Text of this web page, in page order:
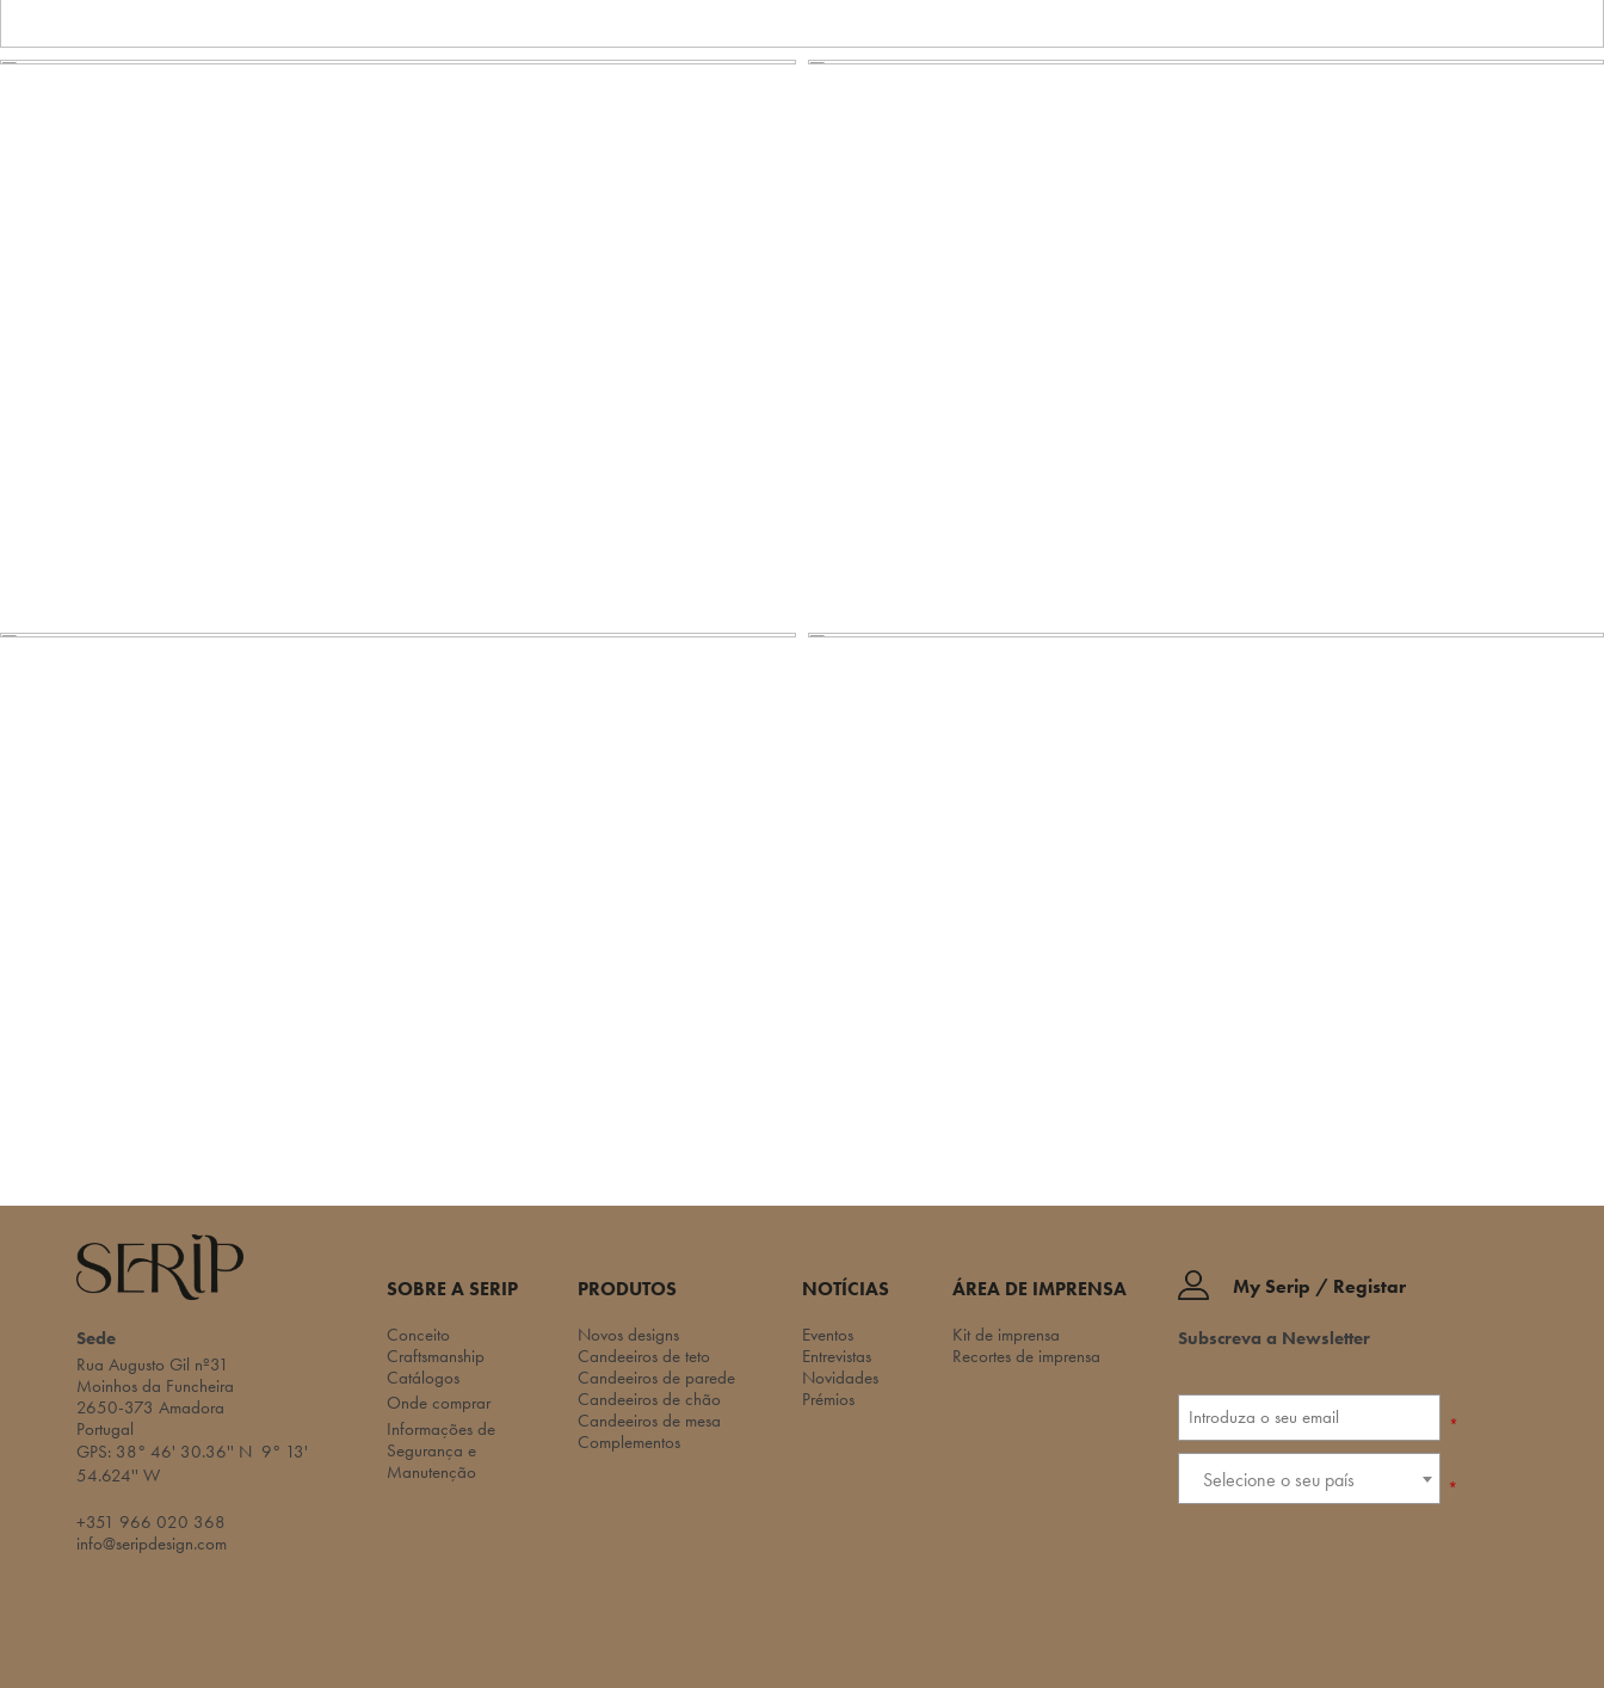
Sede
Rua Augusto Gil nº31
Moinhos da Funcheira
2650-373 Amadora
Portugal
GPS: 38° 46' 30.36'' N 9° 13'
54.624'' W​
+351 966 020 368
info@seripdesign.com
SOBRE A SERIP
Conceito
Craftsmanship
Catálogos
Onde comprar
Informações de
Segurança e
Manutenção
PRODUTOS
Novos designs
Candeeiros de teto
Candeeiros de parede
Candeeiros de chão
Candeeiros de mesa
Complementos
NOTÍCIAS
Eventos
Entrevistas
Novidades
Prémios
ÁREA DE IMPRENSA
Kit de imprensa
Recortes de imprensa
My Serip / Registar
Subscreva a Newsletter
*
Selecione o seu país *